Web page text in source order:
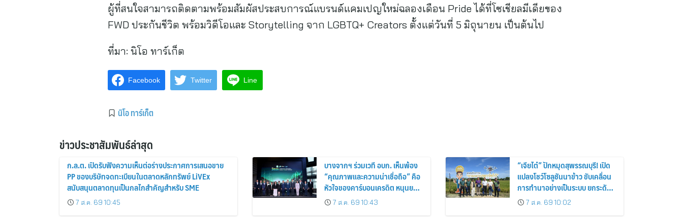
ผู้ที่สนใจสามารถติดตามพร้อมสัมผัสประสบการณ์แบรนด์แคมเปญใหม่ฉลองเดือน Pride ได้ที่โซเชียลมีเดียของ
FWD ประกันชีวิต พร้อมวิดีโอและ Storytelling จาก LGBTQ+ Creators ตั้งแต่วันที่ 5 มิถุนายน เป็นต้นไป
ที่มา: นิโอ ทาร์เก็ต
Facebook Twitter Line
นิโอ ทาร์เก็ต
ข่าวประชาสัมพันธ์ล่าสุด
ก.ล.ต. เปิดรับฟังความเห็นต่อร่างประกาศการเสนอขาย
PP ของบริษัทจดทะเบียนในตลาดหลักทรัพย์ LiVEx
สนับสนุนตลาดทุนเป็นกลไกสำคัญสำหรับ SME
7 ส.ค. 69 10:45
บางจากฯ ร่วมเวที อบก. เห็นพ้อง
“คุณภาพและความน่าเชื่อถือ” คือ
หัวใจของคาร์บอนเครดิต หนุนยก
ระดับตลาดคาร์บอนไทย เชื่อมโยง
อาเซียน เปิดโอกาสสู่ตลาดสากล
7 ส.ค. 69 10:43
“เจียไต๋” ปักหมุดสุพรรณบุรี! เปิด
แปลงโชว์โซลูชันนาข้าว ขับเคลื่อน
การทำนาอย่างเป็นระบบ ยกระดับ
เกษตรกรไทย
7 ส.ค. 69 10:02